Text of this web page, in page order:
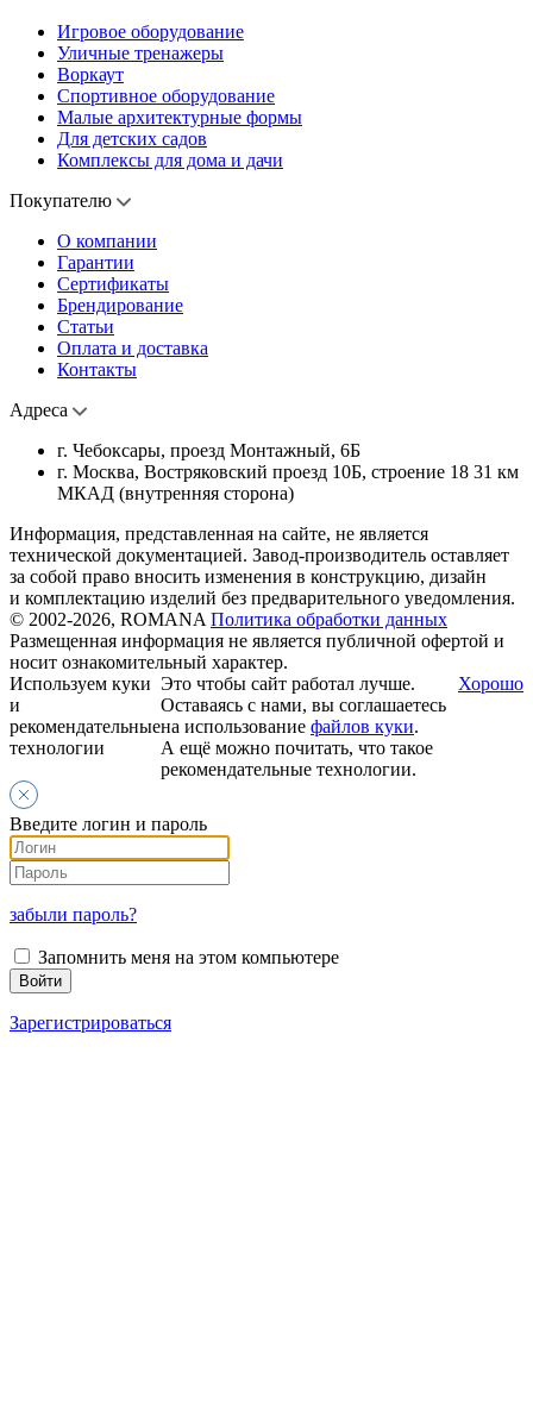
Игровое оборудование
Уличные тренажеры
Воркаут
Спортивное оборудование
Малые архитектурные формы
Для детских садов
Комплексы для дома и дачи
Покупателю
О компании
Гарантии
Сертификаты
Брендирование
Статьи
Оплата и доставка
Контакты
Адреса
г. Чебоксары, проезд Монтажный, 6Б
г. Москва, Востряковский проезд 10Б, строение 18 31 км
МКАД (внутренняя сторона)
Информация, представленная на сайте, не является
технической документацией. Завод-производитель оставляет
за собой право вносить изменения в конструкцию, дизайн
и комплектацию изделий без предварительного уведомления.
© 2002-2026, ROMANA Политика обработки данных
Размещенная информация не является публичной офертой и
носит ознакомительный характер.
Используем куки
и
рекомендательные
технологии
Это чтобы сайт работал лучше.
Оставаясь с нами, вы соглашаетесь
на использование файлов куки.
А ещё можно почитать, что такое
рекомендательные технологии.
Хорошо
Введите логин и пароль
забыли пароль?
Запомнить меня на этом компьютере
Зарегистрироваться